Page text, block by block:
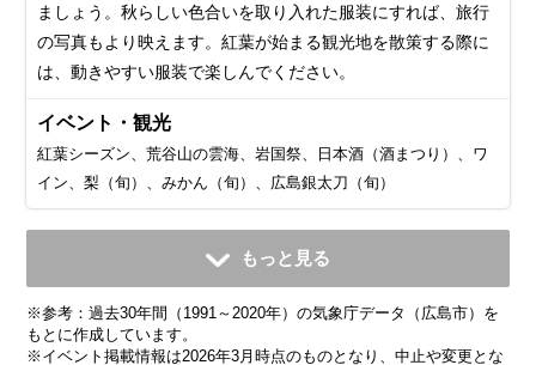
ましょう。秋らしい色合いを取り入れた服装にすれば、旅行
の写真もより映えます。紅葉が始まる観光地を散策する際に
は、動きやすい服装で楽しんでください。
イベント・観光
紅葉シーズン、荒谷山の雲海、岩国祭、日本酒（酒まつり）、ワ
イン、梨（旬）、みかん（旬）、広島銀太刀（旬）
11月
平均気温・降水量
12.9℃ 69.3mm
12月
平均気温・降水量
7.5℃ 54.0mm
1月
平均気温・降水量
5.4℃ 46.2mm
2月
平均気温・降水量
6.2℃ 64.0mm
3月
平均気温・降水量
9.5℃ 118.3mm
4月
平均気温・降水量
14.8℃ 141.0mm
5月
平均気温・降水量
19.6℃ 169.8mm
6月
平均気温・降水量
23.2℃ 226.5mm
7月
平均気温・降水量
27.2℃ 279.8mm
もっと見る
※参考：過去30年間（1991～2020年）の気象庁データ（広島市）を
もとに作成しています。
※イベント掲載情報は2026年3月時点のものとなり、中止や変更とな